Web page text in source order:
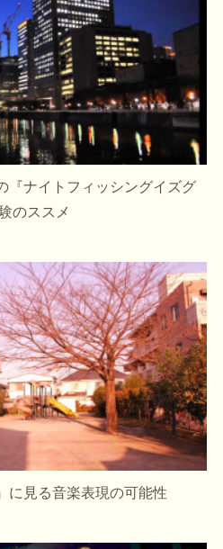
『ナイトフィッシングイズグ
のススメ
に見る音楽表現の可能性